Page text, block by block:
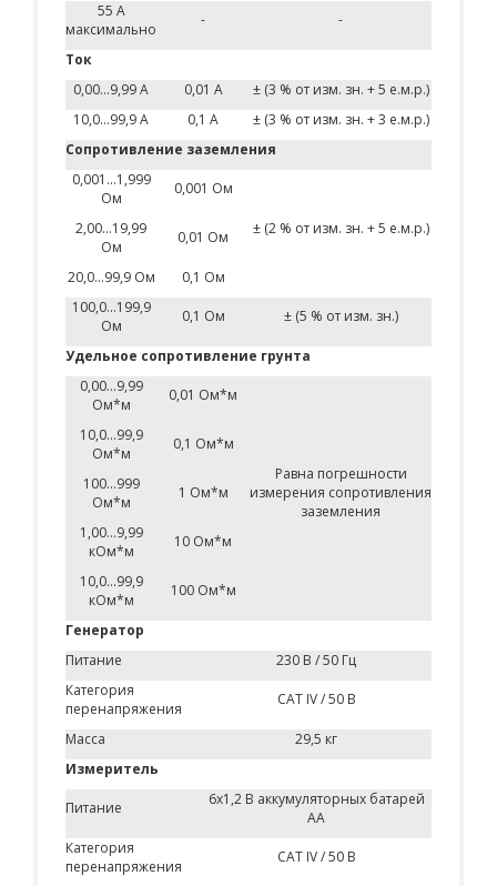
55 А
максимально
- -
Ток
0,00...9,99 А
0,01 А
± (3 % от изм. зн. + 5 е.м.р.)
10,0...99,9 А
0,1 А
± (3 % от изм. зн. + 3 е.м.р.)
Сопротивление заземления
0,001...1,999
Ом
0,001 Ом
± (2 % от изм. зн. + 5 е.м.р.)
2,00...19,99
Ом
0,01 Ом
20,0...99,9 Ом
0,1 Ом
100,0...199,9
Ом
0,1 Ом ± (5 % от изм. зн.)
Удельное сопротивление грунта
0,00...9,99
Ом*м
0,01 Ом*м
Равна погрешности
измерения сопротивления
заземления
10,0...99,9
Ом*м
0,1 Ом*м
100...999
Ом*м
1 Ом*м
1,00...9,99
кОм*м
10 Ом*м
10,0...99,9
кОм*м
100 Ом*м
Генератор
Питание
230 В / 50 Гц
Категория
перенапряжения
САТ IV / 50 В
Масса
29,5 кг
Измеритель
Питание
6х1,2 В аккумуляторных батарей
АА
Категория
перенапряжения
САТ IV / 50 В